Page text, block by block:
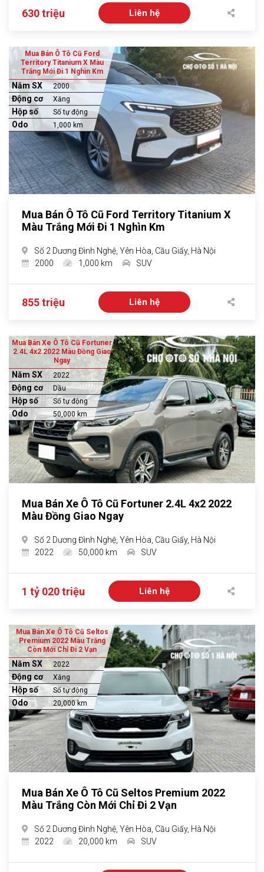
630 triệu Liên hệ
Mua Bán Ô Tô Cũ Ford
Territory Titanium X Màu
Trắng Mới Đi 1 Nghìn Km
Năm SX 2000
Động cơ Xăng
Hộp số Số tự động
Odo 1,000 km
Mua Bán Ô Tô Cũ Ford Territory Titanium X
Màu Trắng Mới Đi 1 Nghìn Km
Số 2 Dương Đình Nghệ, Yên Hòa, Cầu Giấy, Hà Nội
2000
1,000 km SUV
855 triệu Liên hệ
Mua Bán Xe Ô Tô Cũ Fortuner
2.4L 4x2 2022 Màu Đồng Giao
Ngay
Năm SX 2022
Động cơ Dầu
Hộp số Số tự động
Odo 50,000 km
Mua Bán Xe Ô Tô Cũ Fortuner 2.4L 4x2 2022
Màu Đồng Giao Ngay
Số 2 Dương Đình Nghệ, Yên Hòa, Cầu Giấy, Hà Nội
2022
50,000 km SUV
1 tỷ 020 triệu Liên hệ
Mua Bán Xe Ô Tô Cũ Seltos
Premium 2022 Màu Trắng
Còn Mới Chỉ Đi 2 Vạn
Năm SX 2022
Động cơ Xăng
Hộp số Số tự động
Odo 20,000 km
Mua Bán Xe Ô Tô Cũ Seltos Premium 2022
Màu Trắng Còn Mới Chỉ Đi 2 Vạn
Số 2 Dương Đình Nghệ, Yên Hòa, Cầu Giấy, Hà Nội
2022
20,000 km SUV